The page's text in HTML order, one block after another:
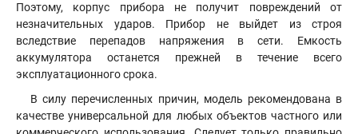
Поэтому, корпус прибора не получит повреждений от
незначительных ударов. Прибор не выйдет из строя
вследствие перепадов напряжения в сети. Емкость
аккумулятора останется прежней в течение всего
эксплуатационного срока.
В силу перечисленных причин, модель рекомендована в
качестве универсальной для любых объектов частного или